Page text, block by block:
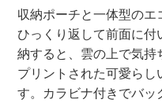
収納ポーチと一体型のエ
ひっくり返して前面に
納すると、雲の上で気
プリントされた可愛らし
す。カラビナ付きでバッ